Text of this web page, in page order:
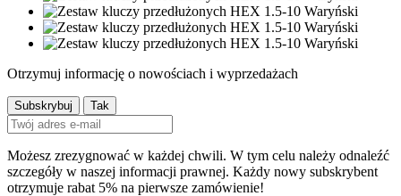
Otrzymuj informację o nowościach i wyprzedażach
Możesz zrezygnować w każdej chwili. W tym celu należy odnaleźć
szczegóły w naszej informacji prawnej. Każdy nowy subskrybent
otrzymuje rabat 5% na pierwsze zamówienie!